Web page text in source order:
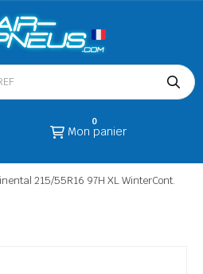
Mon panier
0
215/55R16 97H XL WinterCont.